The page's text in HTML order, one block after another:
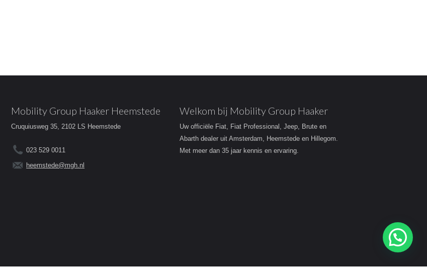
Mobility Group Haaker Heemstede
Cruquiusweg 35, 2102 LS Heemstede
023 529 0011
heemstede@mgh.nl
Welkom bij Mobility Group Haaker
Uw officiële Fiat, Fiat Professional, Jeep, Brute en
Abarth dealer uit Amsterdam, Heemstede en Hillegom.
Met meer dan 35 jaar kennis en ervaring.